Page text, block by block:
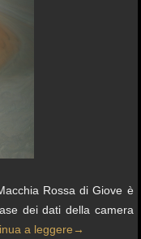
Rossa di Giove è
dei dati della camera
a leggere →